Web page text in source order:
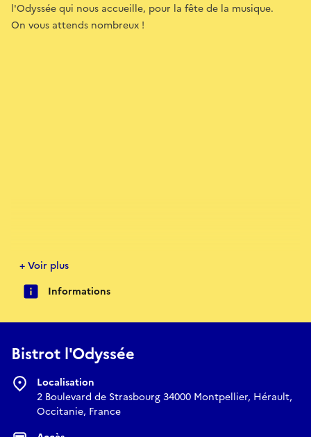
l'Odyssée qui nous accueille, pour la fête de la musique.
On vous attends nombreux !
https://www.facebook.com/profile.php?id=61590514380302
+ Voir plus
Informations
Bistrot l'Odyssée
Localisation
2 Boulevard de Strasbourg 34000 Montpellier, Hérault,
Occitanie, France